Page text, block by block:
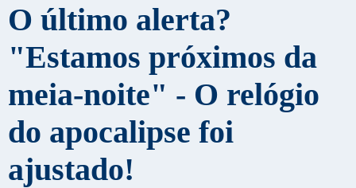
O último alerta?
"Estamos próximos da
meia-noite" - O relógio
do apocalipse foi
ajustado!